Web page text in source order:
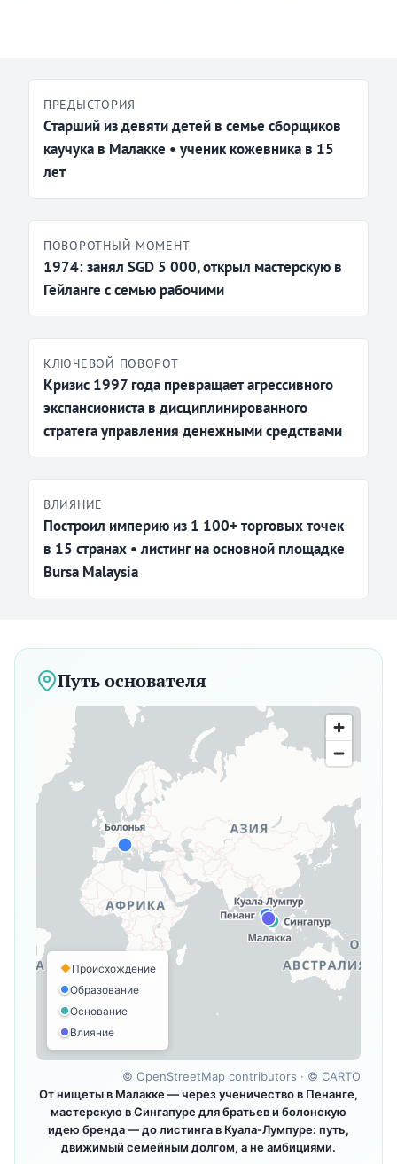
ПРЕДЫСТОРИЯ
Старший из девяти детей в семье сборщиков
каучука в Малакке • ученик кожевника в 15
лет
ПОВОРОТНЫЙ МОМЕНТ
1974: занял SGD 5 000, открыл мастерскую в
Гейланге с семью рабочими
КЛЮЧЕВОЙ ПОВОРОТ
Кризис 1997 года превращает агрессивного
экспансиониста в дисциплинированного
стратега управления денежными средствами
ВЛИЯНИЕ
Построил империю из 1 100+ торговых точек
в 15 странах • листинг на основной площадке
Bursa Malaysia
Путь основателя
Происхождение
Образование
Основание
Влияние
© OpenStreetMap contributors · © CARTO
От нищеты в Малакке — через ученичество в Пенанге,
мастерскую в Сингапуре для братьев и болонскую
идею бренда — до листинга в Куала-Лумпуре: путь,
движимый семейным долгом, а не амбициями.